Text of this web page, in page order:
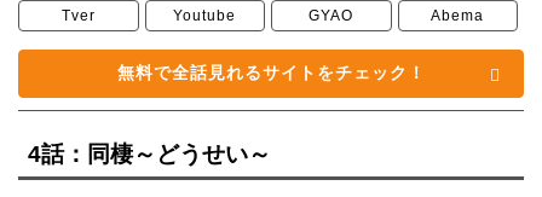
Tver Youtube GYAO Abema
無料で全話見れるサイトをチェック！
4話：同棲～どうせい～